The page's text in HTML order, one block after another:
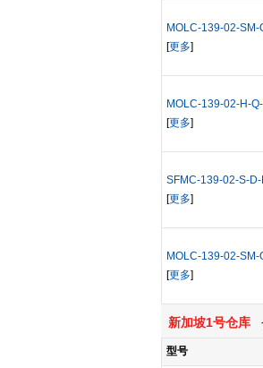
MOLC-139-02-SM-
[更多]
MOLC-139-02-H-
[更多]
SFMC-139-02-S-D-
[更多]
MOLC-139-02-SM-
[更多]
新加坡1号仓库
型号